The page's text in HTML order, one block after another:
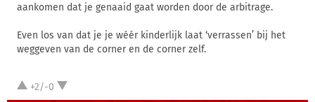
aankomen dat je genaaid gaat worden door de arbitrage.
Even los van dat je je wéér kinderlijk laat ‘verrassen’ bij het
weggeven van de corner en de corner zelf.
+2/-0